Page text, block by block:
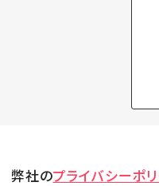
弊社のプライバシーポ